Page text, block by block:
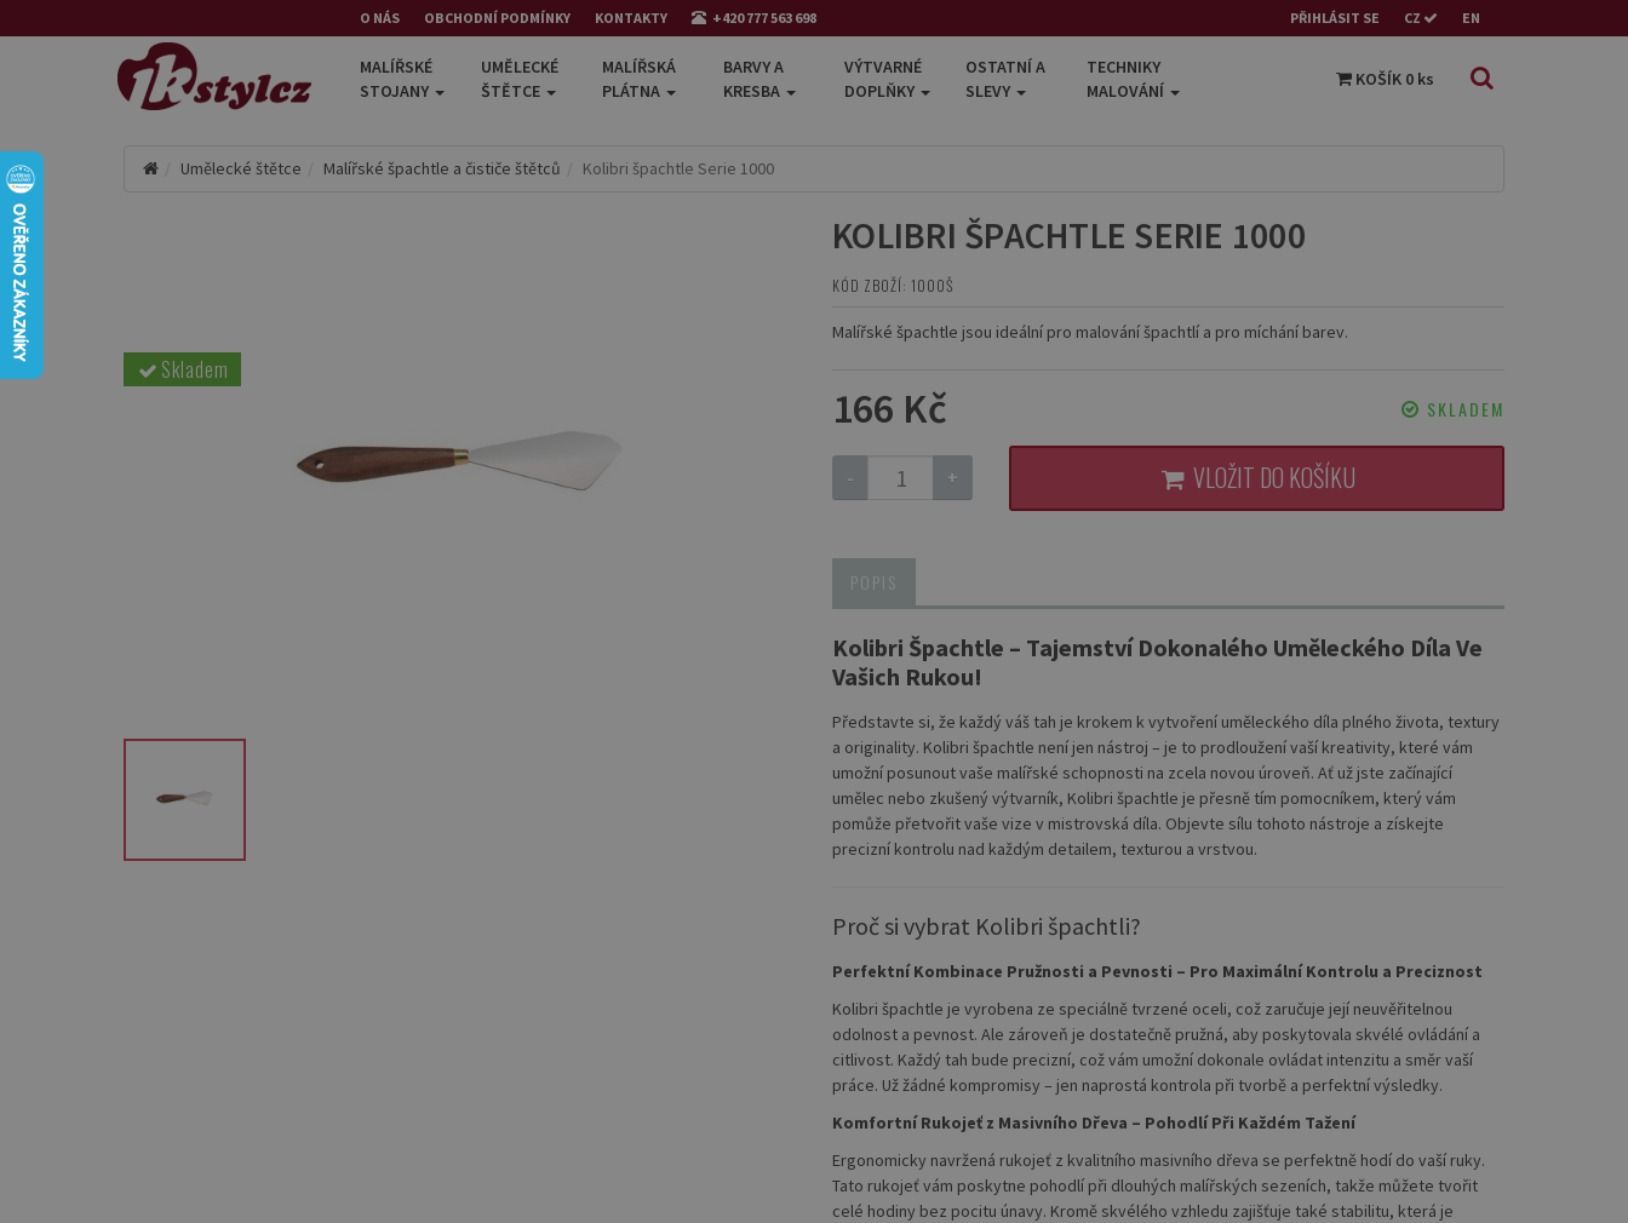
O NÁS OBCHODNÍ PODMÍNKY KONTAKTY +420 777 563 698 PŘIHLÁSIT SE CZ EN
MALÍŘSKÉ
STOJANY
UMĚLECKÉ
ŠTĚTCE
MALÍŘSKÁ
PLÁTNA
BARVY A
KRESBA
VÝTVARNÉ
DOPLŇKY
OSTATNÍ A
SLEVY
TECHNIKY
MALOVÁNÍ
KOŠÍK 0 ks
Umělecké štětce Malířské špachtle a čističe štětců Kolibri špachtle Serie 1000
Skladem
KOLIBRI ŠPACHTLE SERIE 1000
KÓD ZBOŽÍ: 1000Š
Malířské špachtle jsou ideální pro malování špachtlí a pro míchání barev.
166 Kč SKLADEM
- + VLOŽIT DO KOŠÍKU
POPIS
Kolibri Špachtle – Tajemství Dokonalého Uměleckého Díla Ve
Vašich Rukou!
Představte si, že každý váš tah je krokem k vytvoření uměleckého díla plného života, textury
a originality. Kolibri špachtle není jen nástroj – je to prodloužení vaší kreativity, které vám
umožní posunout vaše malířské schopnosti na zcela novou úroveň. Ať už jste začínající
umělec nebo zkušený výtvarník, Kolibri špachtle je přesně tím pomocníkem, který vám
pomůže přetvořit vaše vize v mistrovská díla. Objevte sílu tohoto nástroje a získejte
precizní kontrolu nad každým detailem, texturou a vrstvou.
Proč si vybrat Kolibri špachtli?
Perfektní Kombinace Pružnosti a Pevnosti – Pro Maximální Kontrolu a Preciznost
Kolibri špachtle je vyrobena ze speciálně tvrzené oceli, což zaručuje její neuvěřitelnou
odolnost a pevnost. Ale zároveň je dostatečně pružná, aby poskytovala skvélé ovládání a
citlivost. Každý tah bude precizní, což vám umožní dokonale ovládat intenzitu a směr vaší
práce. Už žádné kompromisy – jen naprostá kontrola při tvorbě a perfektní výsledky.
Komfortní Rukojeť z Masivního Dřeva – Pohodlí Při Každém Tažení
Ergonomicky navržená rukojeť z kvalitního masivního dřeva se perfektně hodí do vaší ruky.
Tato rukojeť vám poskytne pohodlí při dlouhých malířských sezeních, takže můžete tvořit
celé hodiny bez pocitu únavy. Kromě skvélého vzhledu zajišťuje také stabilitu, která je